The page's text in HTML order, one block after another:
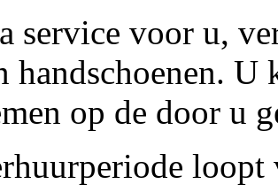
service voor u,
handschoenen.
op de door u